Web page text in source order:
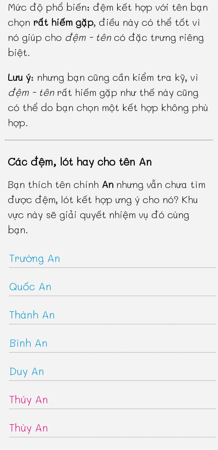
Mức độ phổ biến: đệm kết hợp với tên bạn
chọn rất hiếm gặp, điều này có thể tốt vì
nó giúp cho đệm - têncó đặc trưng riêng
biệt.
Lưu ý: nhưng bạn cũng cần kiểm tra kỹ, vì
đệm - tênrất hiếm gặp như thế này cũng
có thể do bạn chọn một kết hợp không phù
hợp.
Các đệm, lót hay cho tên An
Bạn thích tên chính An nhưng vẫn chưa tìm
được đệm, lót kết hợp ưng ý cho nó? Khu
vực này sẽ giải quyết nhiệm vụ đó cùng
bạn.
Trường An
Quốc An
Thành An
Bình An
Duy An
Thúy An
Thùy An